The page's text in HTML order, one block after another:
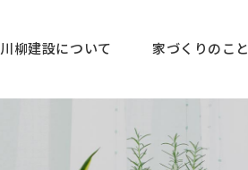
川柳建設について 家づくりのこと